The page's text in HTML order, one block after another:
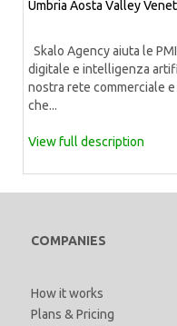
Umbria Aosta Valley
Skalo Agency aiuta le
digitale e intelligenza
nostra rete commerciale
che...
View full description
COMPANIES
How it works
Plans & Pricing